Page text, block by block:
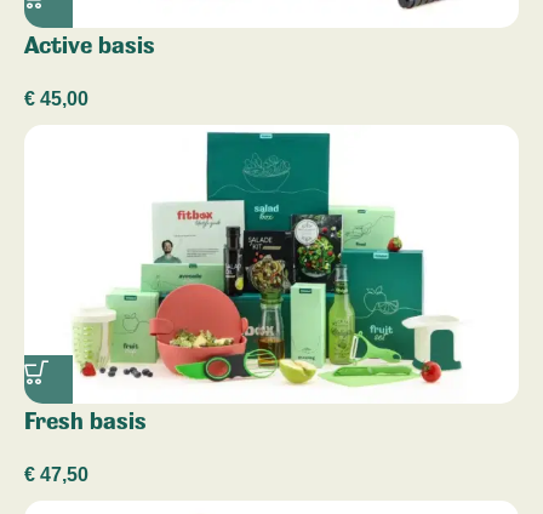
Active basis
€ 45,00
Fresh basis
€ 47,50